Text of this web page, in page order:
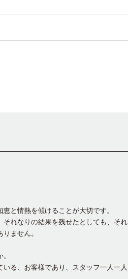
と情熱を傾けることが大切です。
それなりの結果を残せたとしても、それ
ません。
いる、お客様であり、スタッフ一人一人